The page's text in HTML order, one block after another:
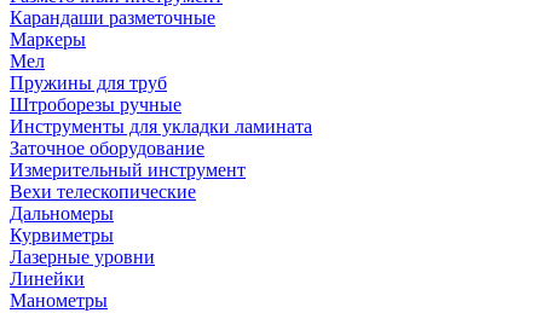
Карандаши разметочные
Маркеры
Мел
Пружины для труб
Штроборезы ручные
Инструменты для укладки ламината
Заточное оборудование
Измерительный инструмент
Вехи телескопические
Дальномеры
Курвиметры
Лазерные уровни
Линейки
Манометры